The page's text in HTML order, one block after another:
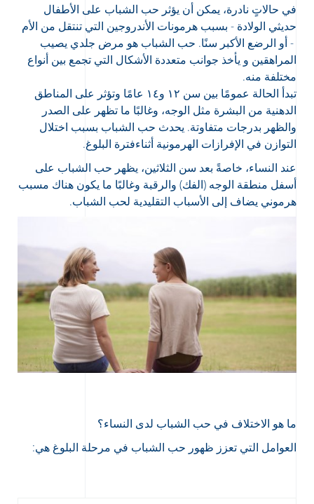
في حالاتٍ نادرة، يمكن أن يؤثر حب الشباب على الأطفال
حديثي الولادة - بسبب هرمونات الأندروجين التي تنتقل من الأم
- أو الرضع الأكبر سنًا. حب الشباب هو مرض جلدي يصيب
المراهقين و يأخذ جوانب متعددة الأشكال التي تجمع بين أنواع
مختلفة منه.
تبدأ الحالة عمومًا بين سن ١٢ و١٤ عامًا وتؤثر على المناطق
الدهنية من البشرة مثل الوجه، وغالبًا ما تظهر على الصدر
والظهر بدرجات متفاوتة. يحدث حب الشباب بسبب اختلال
التوازن في الإفرازات الهرمونية أثناءفترة البلوغ.
عند النساء، خاصةً بعد سن الثلاثين، يظهر حب الشباب على
أسفل منطقة الوجه (الفك) والرقبة وغالبًا ما يكون هناك مسبب
هرموني يضاف إلى الأسباب التقليدية لحب الشباب.
ما هو الاختلاف في حب الشباب لدى النساء؟
العوامل التي تعزز ظهور حب الشباب في مرحلة البلوغ هي: